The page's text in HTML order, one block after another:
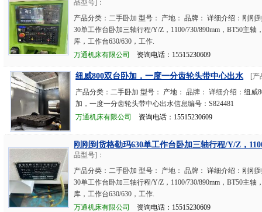
品型号]：
产品分类：二手卧加 型号： 产地： 品牌： 详细介绍：刚刚
30单工作台卧加三轴行程/Y/Z，1100/730/890mm，BT50主轴
库，工作台630/630，工作.
万通机床有限公司
资询电话：15515230609
纽威800双台卧加，一度一分齿轮头带中心出水
[产
产品分类：二手卧加 型号： 产地： 品牌： 详细介绍：纽威
加，一度一分齿轮头带中心出水信息编号：S824481
万通机床有限公司
资询电话：15515230609
刚刚到货格勒玛630单工作台卧加三轴行程/Y/Z，
品型号]：
产品分类：二手卧加 型号： 产地： 品牌： 详细介绍：刚刚
30单工作台卧加三轴行程/Y/Z，1100/730/890mm，BT50主轴
库，工作台630/630，工作.
万通机床有限公司
资询电话：15515230609